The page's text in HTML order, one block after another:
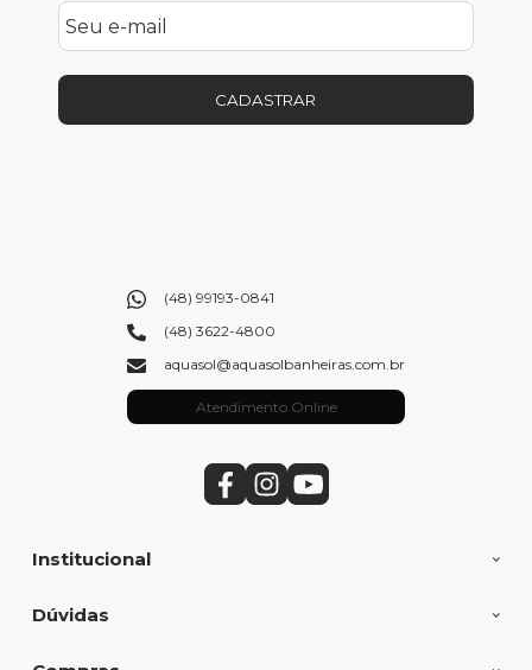
CADASTRAR
Institucional
Dúvidas
(48) 99193-0841
(48) 3622-4800
aquasol@aquasolbanheiras.com.br
Atendimento Online